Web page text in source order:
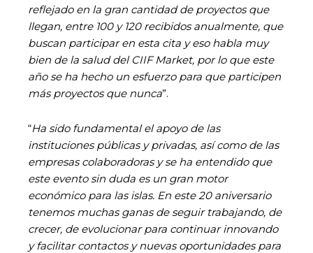
reflejado en la gran cantidad de proyectos que
llegan, entre 100 y 120 recibidos anualmente, que
buscan participar en esta cita y eso habla muy
bien de la salud del CIIF Market, por lo que este
año se ha hecho un esfuerzo para que participen
más proyectos que nunca”.
“Ha sido fundamental el apoyo de las
instituciones públicas y privadas, así como de las
empresas colaboradoras y se ha entendido que
este evento sin duda es un gran motor
económico para las islas. En este 20 aniversario
tenemos muchas ganas de seguir trabajando, de
crecer, de evolucionar para continuar innovando
y facilitar contactos y nuevas oportunidades para